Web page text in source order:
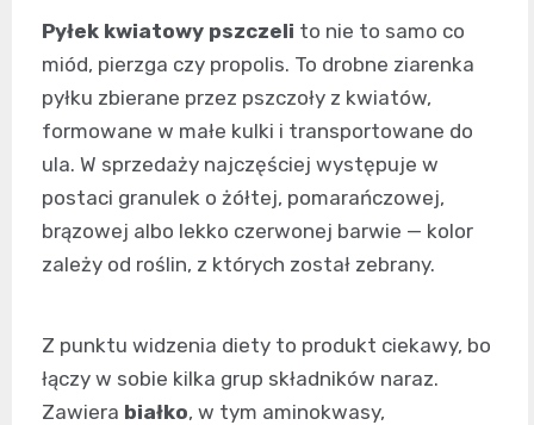
Pyłek kwiatowy pszczeli to nie to samo co
miód, pierzga czy propolis. To drobne ziarenka
pyłku zbierane przez pszczoły z kwiatów,
formowane w małe kulki i transportowane do
ula. W sprzedaży najczęściej występuje w
postaci granulek o żółtej, pomarańczowej,
brązowej albo lekko czerwonej barwie — kolor
zależy od roślin, z których został zebrany.
Z punktu widzenia diety to produkt ciekawy, bo
łączy w sobie kilka grup składników naraz.
Zawiera białko, w tym aminokwasy,